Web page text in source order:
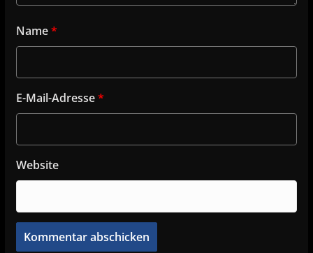
Name*
E-Mail-Adresse*
Website